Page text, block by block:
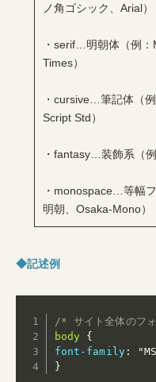
ノ角ゴシック、Arial）
・serif…明朝体（例：
Times）
・cursive…筆記体（
Script Std）
・fantasy…装飾系（
・monospace…等幅
明朝、Osaka-Mono）
◆記述例
/* サイト全体のフ
body
{
font-family:
}